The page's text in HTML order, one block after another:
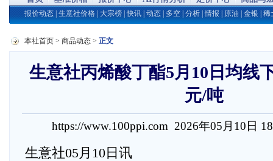
报价动态 生意社价格 大宗榜 |快讯 动态 多空 分析 |情报 原油 金银 稀
本社首页 > 商品动态 > 正文
生意社丙烯酸丁酯5月10日均线
元/吨
https://www.100ppi.com 2026年05月10日
生意社05月10日讯